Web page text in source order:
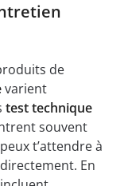
de
varient
test technique
souvent
t’attendre à
En